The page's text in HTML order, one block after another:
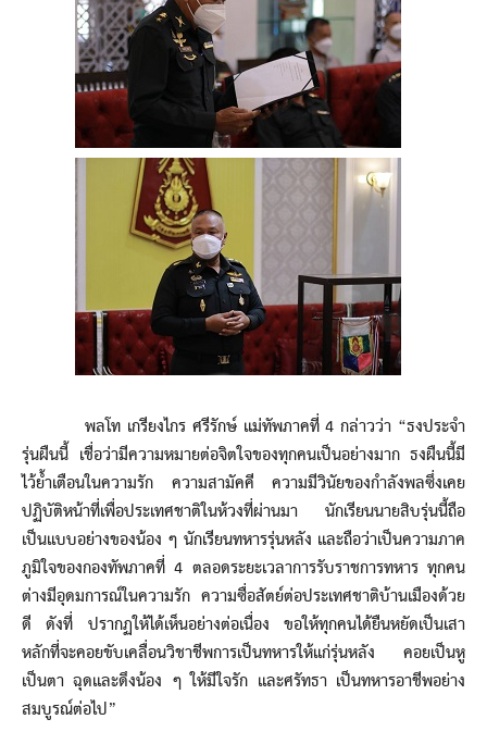
พลโท เกรียงไกร ศรีรักษ์ แม่ทัพภาคที่ 4 กล่าวว่า “ธงประจำ
รุ่นผืนนี้ เชื่อว่ามีความหมายต่อจิตใจของทุกคนเป็นอย่างมาก ธงผืนนี้มี
ไว้ย้ำเตือนในความรัก ความสามัคคี ความมีวินัยของกำลังพลซึ่งเคย
ปฏิบัติหน้าที่เพื่อประเทศชาติในห้วงที่ผ่านมา นักเรียนนายสิบรุ่นนี้ถือ
เป็นแบบอย่างของน้อง ๆ นักเรียนทหารรุ่นหลัง และถือว่าเป็นความภาค
ภูมิใจของกองทัพภาคที่ 4 ตลอดระยะเวลาการรับราชการทหาร ทุกคน
ต่างมีอุดมการณ์ในความรัก ความซื่อสัตย์ต่อประเทศชาติบ้านเมืองด้วย
ดี ดังที่ ปรากฏให้ได้เห็นอย่างต่อเนื่อง ขอให้ทุกคนได้ยืนหยัดเป็นเสา
หลักที่จะคอยขับเคลื่อนวิชาชีพการเป็นทหารให้แก่รุ่นหลัง คอยเป็นหู
เป็นตา ฉุดและดึงน้อง ๆ ให้มีใจรัก และศรัทธา เป็นทหารอาชีพอย่าง
สมบูรณ์ต่อไป”